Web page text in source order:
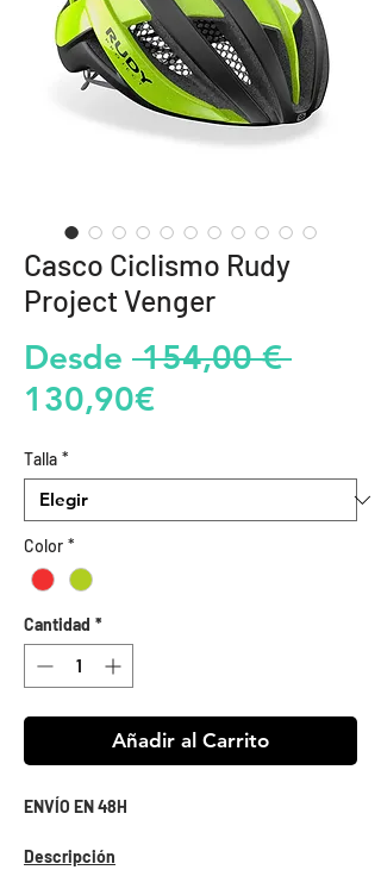
Casco Ciclismo Rudy
Project Venger
Desde 154,00 € Precio
130,90€Precio
oferta
Talla *
Color *
Cantidad *
Añadir al Carrito
ENVÍO EN 48H
Descripción